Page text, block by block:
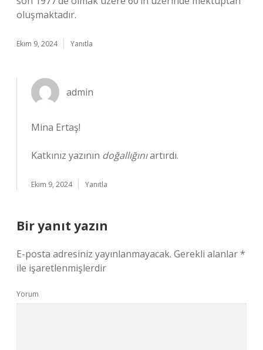
oluşmaktadır.
Ekim 9, 2024 Yanıtla
admin
Mina Ertaş!
Katkınız yazının doğallığınıartırdı.
Ekim 9, 2024 Yanıtla
Bir yanıt yazın
E-posta adresiniz yayınlanmayacak. Gerekli alanlar*
ile işaretlenmişlerdir
Yorum